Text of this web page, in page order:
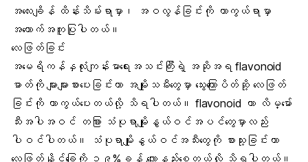
အလေးချိန် ထိန်းသိမ်းရာမှာ၊ အဝလွန်ခြင်းကို ကာကွယ်ရာမှာ
အထောက်အကူပြုပါတယ်။
လေဖြတ်ခြင်း
အမေရိကန်နှလုံးကျန်းမာရေးအသင်းကြီးရဲ့ အဆိုအရ flavonoid
ဓာတ်ကို များများစားပေးခြင်းဟာ အမျိုးသမီးတွေမှာ သွေးကြောပိတ်ဆို့ လေဖြတ်
ခြင်းကို ကာကွယ်ပေးတယ်လို့ သိရပါတယ်။ flavonoid ဟာ လိမ္မော်
သီးအပါအဝင် တခြား သံပုရာမျိုးနွယ်ဝင်အပင်တွေမှာလည်း
ပါဝင်ပါတယ်။ သံပုရာမျိုးနွယ်ဝင်အသီးတွေကို စားသု့းခြင်းဟာ
လေဖြတ်နိုင်ခြေကို ၁၉%ခန့် လျော့နည်းစေတယ်လို့ သိရပါတယ်။